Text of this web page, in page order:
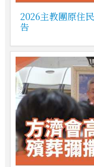
2026主教團原住
告